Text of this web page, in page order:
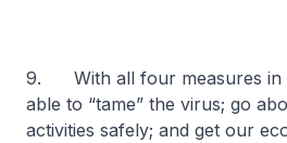
9. With all four measures in
able to “tame” the virus; go
activities safely; and get our